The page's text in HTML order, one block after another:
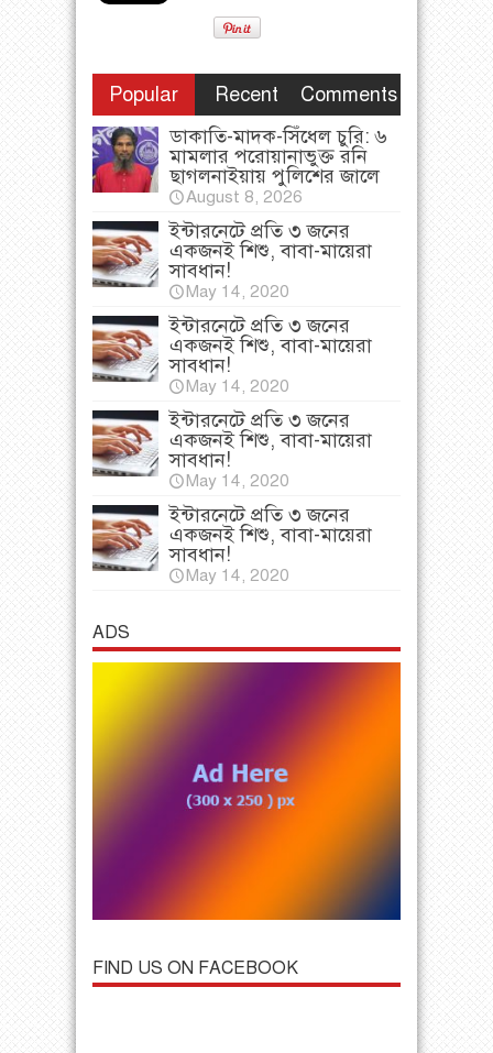
Popular Recent
Comments
ডাকাতি-মাদক-সিঁধেল চুরি: ৬
মামলার পরোয়ানাভুক্ত রনি
ছাগলনাইয়ায় পুলিশের জালে
August 8, 2026
ইন্টারনেটে প্রতি ৩ জনের
একজনই শিশু, বাবা-মায়েরা
সাবধান!
May 14, 2020
ইন্টারনেটে প্রতি ৩ জনের
একজনই শিশু, বাবা-মায়েরা
সাবধান!
May 14, 2020
ইন্টারনেটে প্রতি ৩ জনের
একজনই শিশু, বাবা-মায়েরা
সাবধান!
May 14, 2020
ইন্টারনেটে প্রতি ৩ জনের
একজনই শিশু, বাবা-মায়েরা
সাবধান!
May 14, 2020
ADS
FIND US ON FACEBOOK